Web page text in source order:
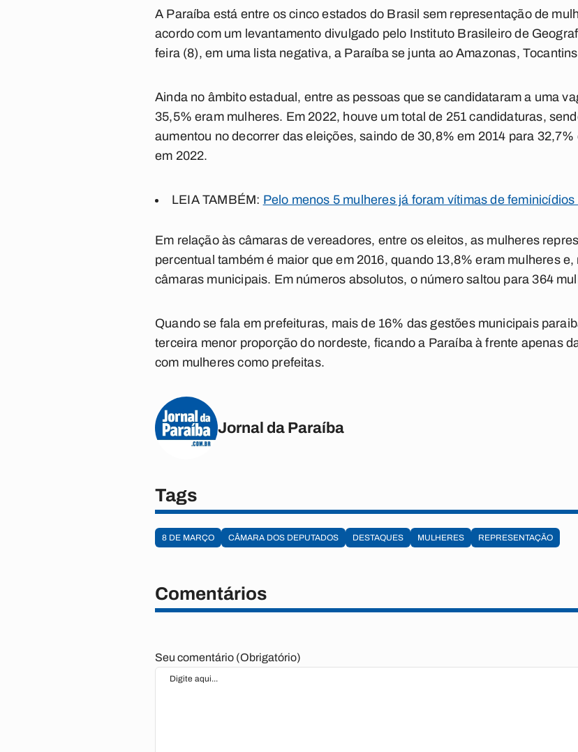
A Paraíba está entre os cinco estados do Brasil sem representação de
acordo com um levantamento divulgado pelo Instituto Brasileiro de
feira (8), em uma lista negativa, a Paraíba se junta ao Amazonas,
Ainda no âmbito estadual, entre as pessoas que se candidataram a uma
35,5% eram mulheres. Em 2022, houve um total de 251 candidaturas,
aumentou no decorrer das eleições, saindo de 30,8% em 2014 para
em 2022.
LEIA TAMBÉM: Pelo menos 5 mulheres já foram vítimas de
Em relação às câmaras de vereadores, entre os eleitos, as mulheres
percentual também é maior que em 2016, quando 13,8% eram mulheres
câmaras municipais. Em números absolutos, o número saltou para 364
Quando se fala em prefeituras, mais de 16% das gestões municipais
terceira menor proporção do nordeste, ficando a Paraíba à frente apenas
com mulheres como prefeitas.
Jornal da Paraíba
Tags
8 DE MARÇO CÂMARA DOS DEPUTADOS DESTAQUES MULHERES REPRESENTAÇÃO
Comentários
Seu comentário (Obrigatório)